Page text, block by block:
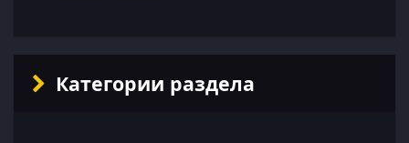
Категории раздела